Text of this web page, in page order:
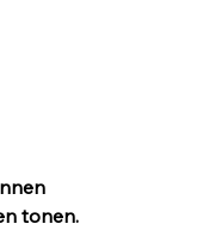
tonen.